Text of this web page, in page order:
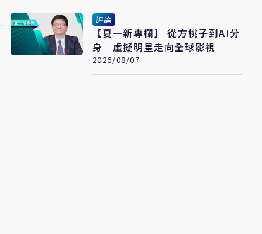
評論
【夏一新專欄】 從方桃子到AI分
身 虛擬明星走向全球影視
2026/08/07